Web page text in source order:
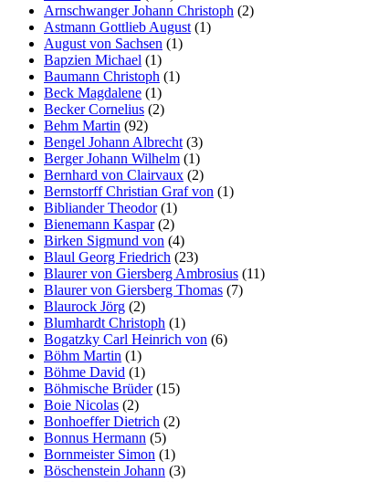
Arnschwanger Johann Christoph (2)
Astmann Gottlieb August (1)
August von Sachsen (1)
Bapzien Michael (1)
Baumann Christoph (1)
Beck Magdalene (1)
Becker Cornelius (2)
Behm Martin (92)
Bengel Johann Albrecht (3)
Berger Johann Wilhelm (1)
Bernhard von Clairvaux (2)
Bernstorff Christian Graf von (1)
Bibliander Theodor(1)
Bienemann Kaspar(2)
Birken Sigmund von (4)
Blaul Georg Friedrich (23)
Blaurer von Giersberg Ambrosius (11)
Blaurer von Giersberg Thomas (7)
Blaurock Jörg (2)
Blumhardt Christoph (1)
Bogatzky Carl Heinrich von (6)
Böhm Martin (1)
Böhme David (1)
Böhmische Brüder(15)
Boie Nicolas (2)
Bonhoeffer Dietrich (2)
Bonnus Hermann (5)
Bornmeister Simon (1)
Böschenstein Johann (3)